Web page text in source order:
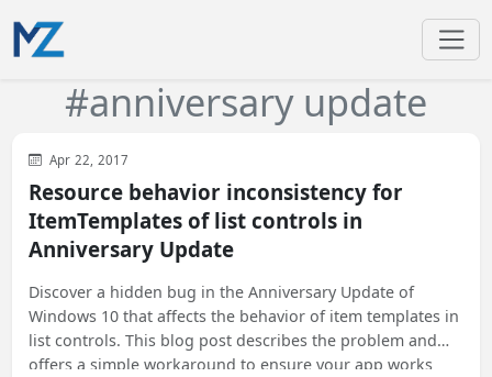
#anniversary update
WinUI XAML
Apr 22, 2017
Resource behavior inconsistency for
ItemTemplates of list controls in
Anniversary Update
Discover a hidden bug in the Anniversary Update of
Windows 10 that affects the behavior of item templates in
list controls. This blog post describes the problem and
offers a simple workaround to ensure your app works